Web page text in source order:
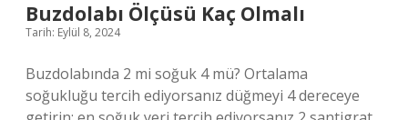
Buzdolabı Ölçüsü Kaç Olmalı
Tarih: Eylül 8, 2024
Buzdolabında 2 mi soğuk 4 mü? Ortalama
soğukluğu tercih ediyorsanız düğmeyi 4 dereceye